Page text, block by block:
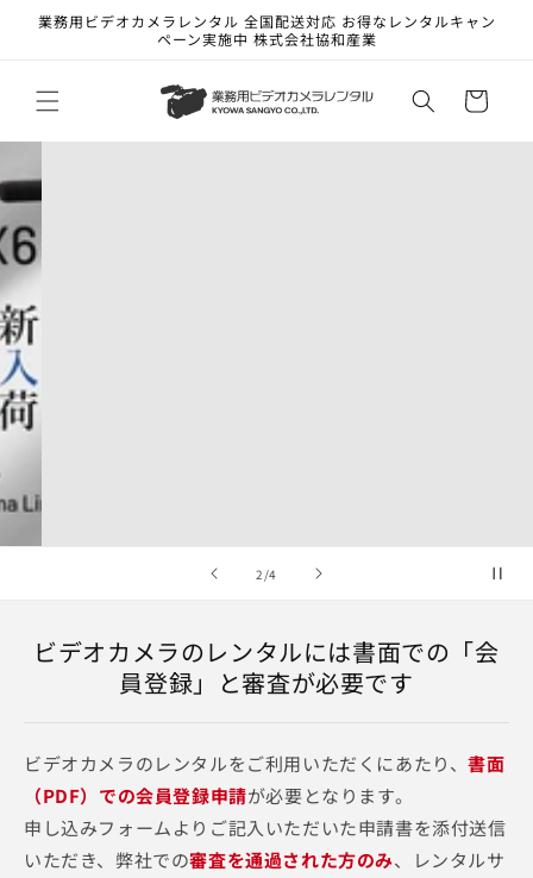
ンツに
業務用ビデオカメラレンタル 全国配送対応 お得なレンタルキャン
ペーン実施中 株式会社協和産業
ー
2 /の
4
ビデオカメラのレンタルには書面での「会
員登録」と審査が必要です
ビデオカメラのレンタルをご利用いただくにあたり、書面
（PDF）での会員登録申請が必要となります。
申し込みフォームよりご記入いただいた申請書を添付送信
いただき、弊社での審査を通過された方のみ、レンタルサ